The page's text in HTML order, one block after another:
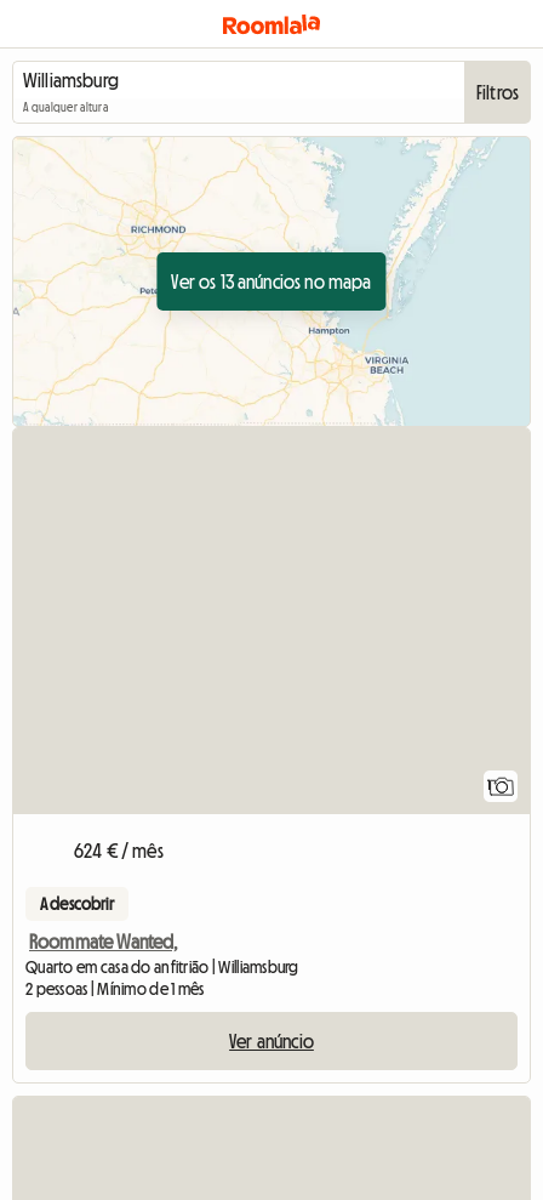
A qualquer altura
Filtros
Ver os 13 anúncios no mapa
1
624 € / mês
A descobrir
Roommate Wanted,
Quarto em casa do anfitrião | Williamsburg
2 pessoas | Mínimo de 1 mês
Ver anúncio